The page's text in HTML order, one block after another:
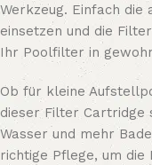
Werkzeug. Einfach die
einsetzen und die
Ihr Poolfilter in
Ob für kleine
dieser Filter Cartridge
Wasser und mehr
richtige Pflege, um die